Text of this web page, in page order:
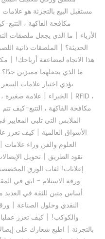
مستقبل البيع بالتجزئة هو علامات
الأزياء | ما الذي يجعل ملصقات
الحديثة؟ |
هذا الاتجاه لمضاعفة أرباحك! |
Walmart و Carrefour - ما الذي يجعلهما مميزين جدًا؟
يؤدي اختيار علامات
الخبراء | علامة صغيرة | RFID ،
مكافحة الفاكهة ، التتبع-كيف
الملابس التي تلبي
الأسواق العالمية | كيف تعزز
| العلوم والفن وراء علامات
الملابس - GZ Smart Printing تقود الطريق | تحويل
إعلانات! لفات الورق
ورقة الاستلام - ابق في
أساس متين للثقة في العديد
النقدي وحلول الصناعة |
والكوكب! | كيف تعزز
بالتجزئة | اطبع شعارك على